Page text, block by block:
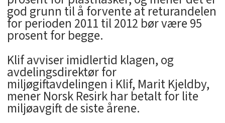
god grunn til å forvente at returandelen
for perioden 2011 til 2012 bør være 95
prosent for begge.
Klif avviser imidlertid klagen, og
avdelingsdirektør for
miljøgiftavdelingen i Klif, Marit Kjeldby,
mener Norsk Resirk har betalt for lite
miljøavgift de siste årene.